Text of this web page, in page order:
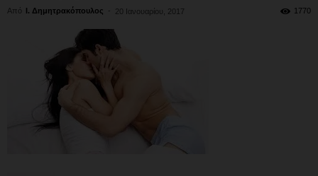
Από Ι. Δημητρακόπουλος - 20 Ιανουαρίου, 2017 1770